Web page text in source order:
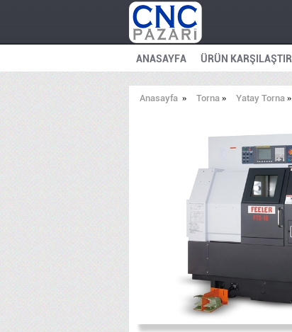
ANASAYFA ÜRÜN KARŞILAŞTIR
Anasayfa» Torna» Yatay Torna»